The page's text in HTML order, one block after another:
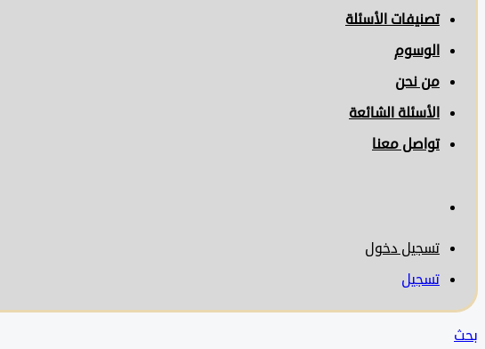
تصنيفات الأسئلة
الوسوم
من نحن
الأسئلة الشائعة
تواصل معنا
تسجيل دخول
تسجيل
بحث